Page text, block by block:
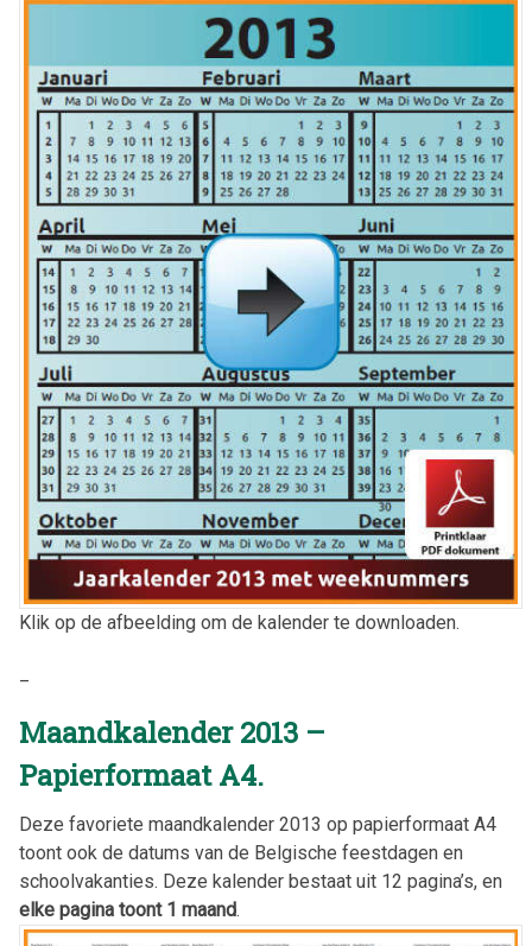
Klik op de afbeelding om de kalender te downloaden.
Maandkalender 2013 –
Papierformaat A4.
Deze favoriete maandkalender 2013 op papierformaat A4
toont ook de datums van de Belgische feestdagen en
schoolvakanties. Deze kalender bestaat uit 12 pagina’s, en
elke pagina toont 1 maand.